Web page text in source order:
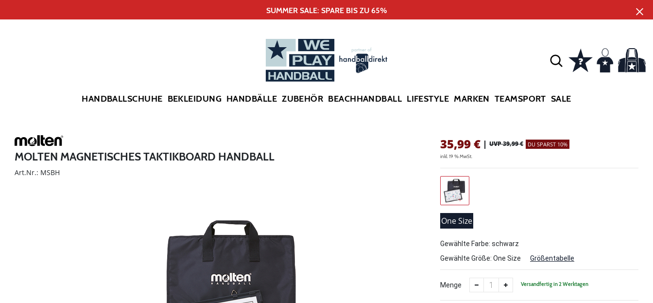
SUMMER SALE: SPARE BIS ZU 65%
HANDBALLSCHUHE BEKLEIDUNG HANDBÄLLE ZUBEHÖR BEACHHANDBALL LIFESTYLE MARKEN TEAMSPORT SALE
MOLTEN MAGNETISCHES TAKTIKBOARD HANDBALL
Art.Nr.: MSBH
35,99€ | UVP 39,99 € DU SPARST 10%
inkl. 19 % MwSt.
One Size
Gewählte Farbe: schwarz
Gewählte Größe: One Size Größentabelle
Menge Versandfertig in 2 Werktagen